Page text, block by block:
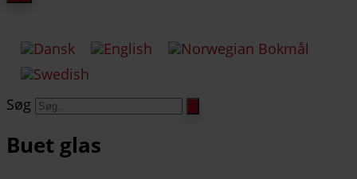
Søg
Buet glas